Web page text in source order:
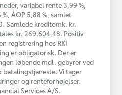
variabel rente 3,99 %,
ÅOP 5,88 %, samlet
Samlede kreditomk. kr.
kr. 269.604,48. Positiv
registrering hos RKI
er obligatorisk. Der er
løbende mdl. gebyrer ved
betalingstjeneste. Vi tager
og renteforhøjelser.
Services A/S.